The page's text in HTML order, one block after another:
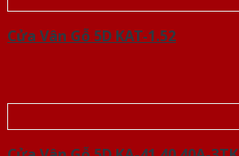
Cửa Vân Gỗ 5D KAT-1.52